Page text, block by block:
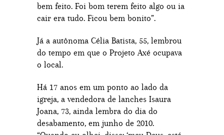
bem feito. Foi bom terem feito algo ou ia
cair era tudo. Ficou bem bonito”.
Já a autônoma Célia Batista, 55, lembrou
do tempo em que o Projeto Axé ocupava
o local.
Há 17 anos em um ponto ao lado da
igreja, a vendedora de lanches Isaura
Joana, 73, ainda lembra do dia do
desabamento, em junho de 2010.